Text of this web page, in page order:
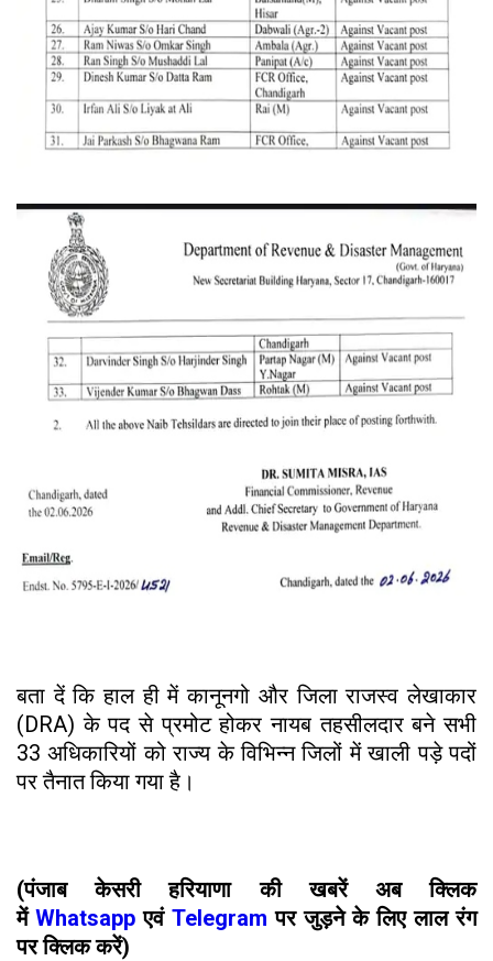
बता दें कि हाल ही में कानूनगो और जिला राजस्व लेखाकार
(DRA) के पद से प्रमोट होकर नायब तहसीलदार बने सभी
33 अधिकारियों को राज्य के विभिन्न जिलों में खाली पड़े पदों
पर तैनात किया गया है।
(पंजाब केसरी हरियाणा की खबरें अब क्लिक
में Whatsappएवं Telegram पर जुड़ने के लिए लाल रंग
पर क्लिक करें)